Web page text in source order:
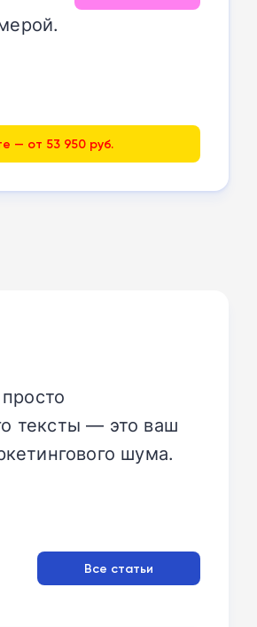
— от 53 950 руб.
тексты — это ваш
шума.
Все статьи